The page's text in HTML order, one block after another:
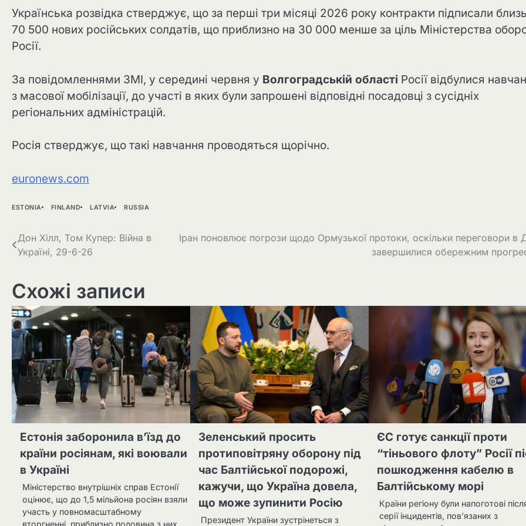
Українська розвідка стверджує, що за перші три місяці 2026 року контракти підписали
70 500 нових російських солдатів, що приблизно на 30 000 менше за ціль Міністерства
Росії.
За повідомленнями ЗМІ, у середині червня у Волгоградській області Росії відбулися
з масової мобілізації, до участі в яких були запрошені відповідні посадовці з сусідніх
регіональних адміністрацій.
Росія стверджує, що такі навчання проводяться щорічно.
euronews.com
ESTONIA FINLAND LATVIA RUSSIA
Навігація
записів
Дон Хілл, Том Купер: Війна в
Україні, 29-6-26
Іран поновлює погрози щодо Ормузької протоки, оскільки переговори в
завершилися обережним
Схожі записи
Естонія заборонила в’їзд до
країни росіянам, які воювали
в Україні
Міністерство внутрішніх справ Естонії
оцінює, що до 1,5 мільйона росіян взяли
участь у повномасштабному
вторгненні, приблизно половина з них
Зеленський просить
протиповітряну оборону під
час Балтійської подорожі,
кажучи, що Україна довела,
що може зупинити Росію
Президент України зустрінеться з
ЄС готує санкції проти
“тіньового флоту” Росії
пошкодження кабелю в
Балтійському морі
Країни регіону були напоготові
серії інцидентів, пов’язаних з